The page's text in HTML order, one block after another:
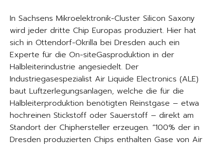
In Sachsens Mikroelektronik-Cluster Silicon Saxony
wird jeder dritte Chip Europas produziert. Hier hat
sich in Ottendorf-Okrilla bei Dresden auch ein
Experte für die On-siteGasproduktion in der
Halbleiterindustrie angesiedelt. Der
Industriegasespezialist Air Liquide Electronics (ALE)
baut Luftzerlegungsanlagen, welche die für die
Halbleiterproduktion benötigten Reinstgase – etwa
hochreinen Stickstoff oder Sauerstoff – direkt am
Standort der Chiphersteller erzeugen. “100% der in
Dresden produzierten Chips enthalten Gase von Air